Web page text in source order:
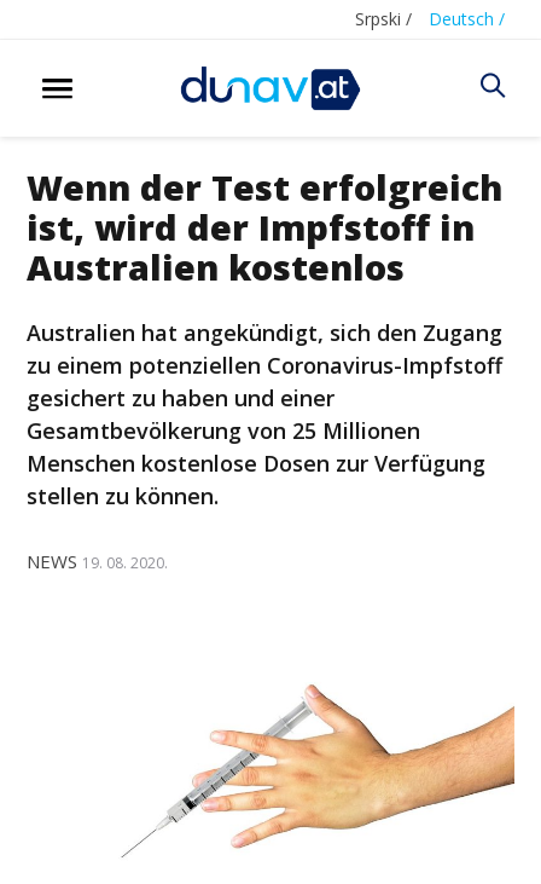
Srpski / Deutsch /
Wenn der Test erfolgreich
ist, wird der Impfstoff in
Australien kostenlos
Australien hat angekündigt, sich den Zugang
zu einem potenziellen Coronavirus-Impfstoff
gesichert zu haben und einer
Gesamtbevölkerung von 25 Millionen
Menschen kostenlose Dosen zur Verfügung
stellen zu können.
NEWS 19. 08. 2020.